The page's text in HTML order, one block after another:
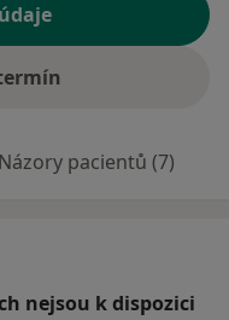
Názory pacientů (7)
nejsou k dispozici